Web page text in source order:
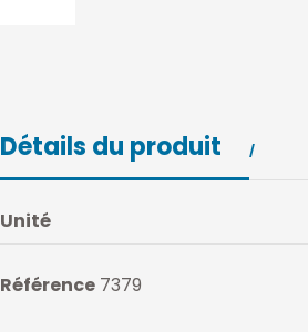
Détails du produit
Unité
Référence 7379